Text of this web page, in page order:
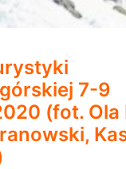
7-9
(fot. Ola